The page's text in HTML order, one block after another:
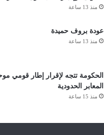
منذ 13 ساعة
عودة بروف حميدة
منذ 13 ساعة
الحكومة تتجه لإقرار إطار قومي
المعابر الحدودية
منذ 15 ساعة